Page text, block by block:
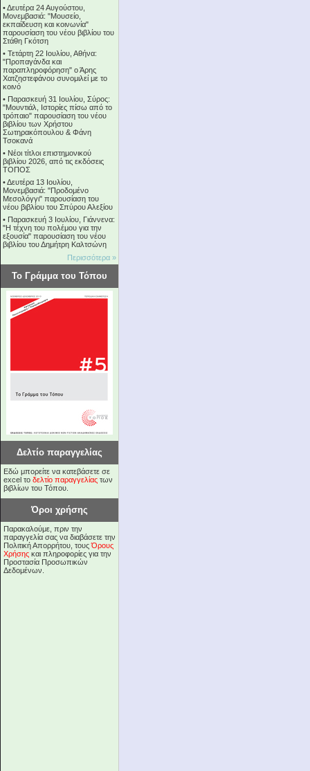
•Δευτέρα 24 Αυγούστου,
Μονεμβασιά: "Μουσείο,
εκπαίδευση και κοινωνία"
παρουσίαση του νέου βιβλίου του
Στάθη Γκότση
• Τετάρτη 22 Ιουλίου, Αθήνα:
"Προπαγάνδα και
παραπληροφόρηση" ο Άρης
Χατζηστεφάνου συνομιλεί με το
κοινό
• Παρασκευή 31 Ιουλίου, Σύρος:
"Μουντιάλ, Ιστορίες πίσω από το
τρόπαιο" παρουσίαση του νέου
βιβλίου των Χρήστου
Σωτηρακόπουλου & Φάνη
Τσοκανά
• Νέοι τίτλοι επιστημονικού
βιβλίου 2026, από τις εκδόσεις
ΤΟΠΟΣ
•Δευτέρα 13 Ιουλίου,
Μονεμβασιά: "Προδομένο
Μεσολόγγι" παρουσίαση του
νέου βιβλίου του Σπύρου Αλεξίου
• Παρασκευή 3 Ιουλίου, Γιάννενα:
"Η τέχνη του πολέμου για την
εξουσία" παρουσίαση του νέου
βιβλίου του Δημήτρη Καλτσώνη
Περισσότερα »
Το Γράμμα του Τόπου
Δελτίο παραγγελίας
Εδώ μπορείτε να κατεβάσετε σε
excel το δελτίο παραγγελίας των
βιβλίων του Τόπου.
Όροι χρήσης
Παρακαλούμε, πριν την
παραγγελία σας να διαβάσετε την
Πολιτική Απορρήτου, τουςΌρους
Χρήσης και πληροφορίες για την
Προστασία Προσωπικών
Δεδομένων.